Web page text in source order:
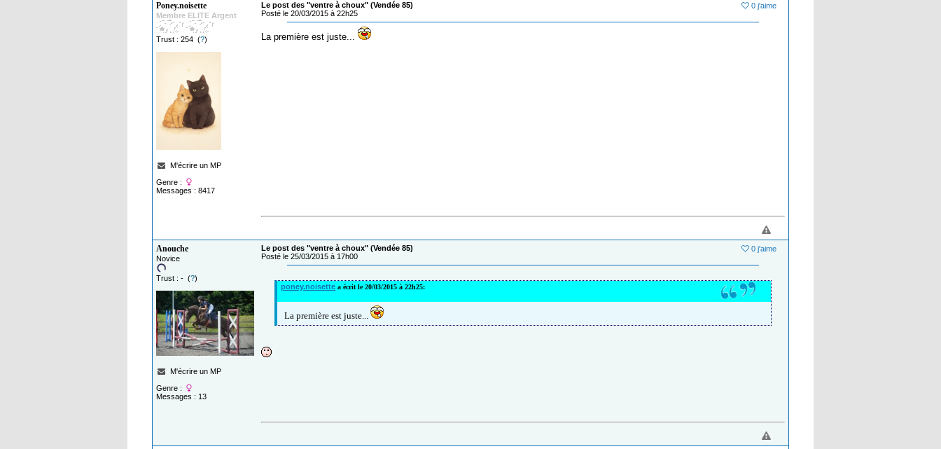
Poney.noisette
Membre ELITE Argent
Trust : 254 (?)
M'écrire un MP
Genre :
Messages : 8417
0 j'aime
Le post des "ventre à choux" (Vendée 85)
Posté le 20/03/2015 à 22h25
La première est juste...
Anouche
Novice
Trust : - (?)
M'écrire un MP
Genre :
Messages : 13
0 j'aime
Le post des "ventre à choux" (Vendée 85)
Posté le 25/03/2015 à 17h00
poney.noisette a écrit le 20/03/2015 à 22h25:
La première est juste...